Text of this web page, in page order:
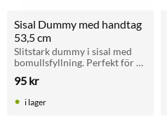
Sisal Dummy med handtag
53,5 cm
Slitstark dummy i sisal med
bomullsfyllning. Perfekt för
träning både ute och inne.
95 kr
i lager